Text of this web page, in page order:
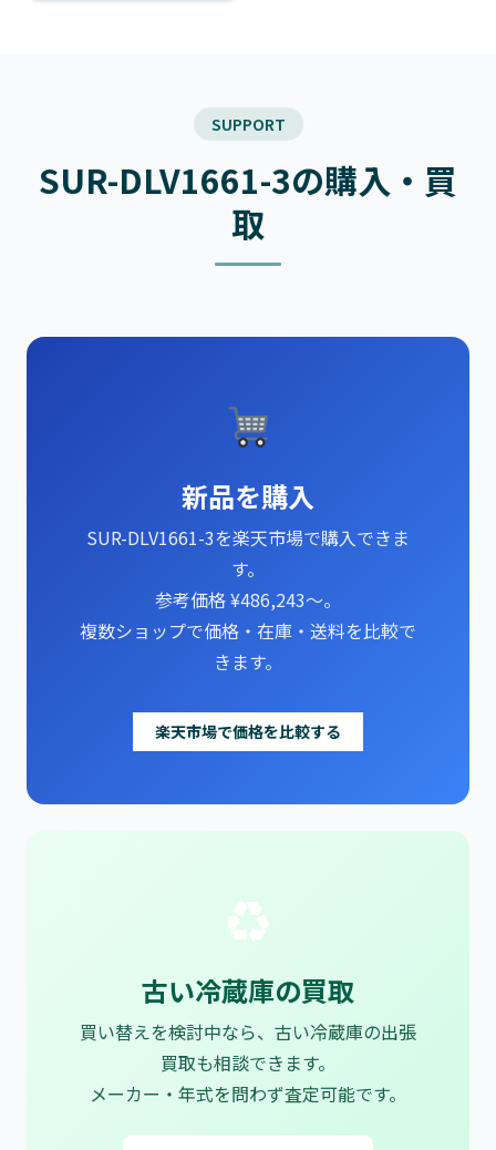
SUPPORT
SUR-DLV1661-3の購入・買
取
新品を購入
SUR-DLV1661-3を楽天市場で購入できま
す。
参考価格 ¥486,243～。
複数ショップで価格・在庫・送料を比較で
きます。
楽天市場で価格を比較する
♻
古い冷蔵庫の買取
買い替えを検討中なら、古い冷蔵庫の出張
買取も相談できます。
メーカー・年式を問わず査定可能です。